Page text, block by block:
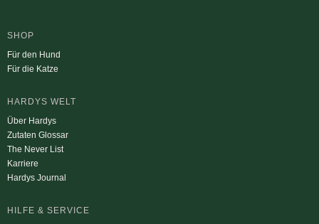
SHOP
Für den Hund
Für die Katze
HARDYS WELT
Über Hardys
Zutaten Glossar
The Never List
Karriere
Hardys Journal
HILFE & SERVICE